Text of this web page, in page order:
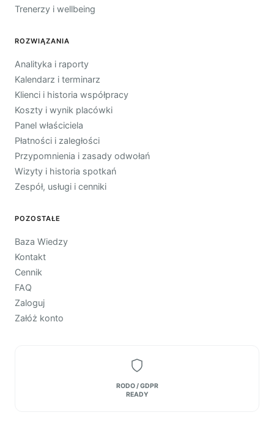
Trenerzy i wellbeing
ROZWIĄZANIA
Analityka i raporty
Kalendarz i terminarz
Klienci i historia współpracy
Koszty i wynik placówki
Panel właściciela
Płatności i zaległości
Przypomnienia i zasady odwołań
Wizyty i historia spotkań
Zespół, usługi i cenniki
POZOSTAŁE
Baza Wiedzy
Kontakt
Cennik
FAQ
Zaloguj
Załóż konto
RODO / GDPR
READY